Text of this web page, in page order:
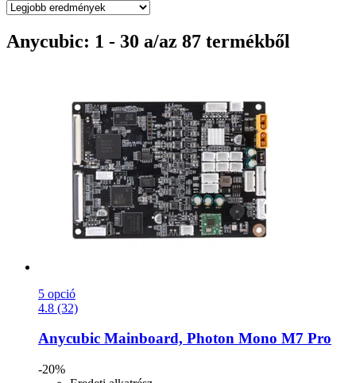
Anycubic: 1 - 30 a/az 87 termékből
5 opció
4.8 (32)
Anycubic Mainboard, Photon Mono M7 Pro
-20%